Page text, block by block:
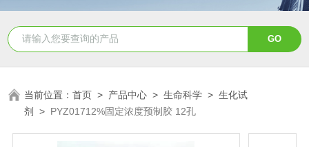
当前位置：首页 > 产品中心 >生命科学 >生化试
剂 > PYZ01712%固定浓度预制胶 12孔